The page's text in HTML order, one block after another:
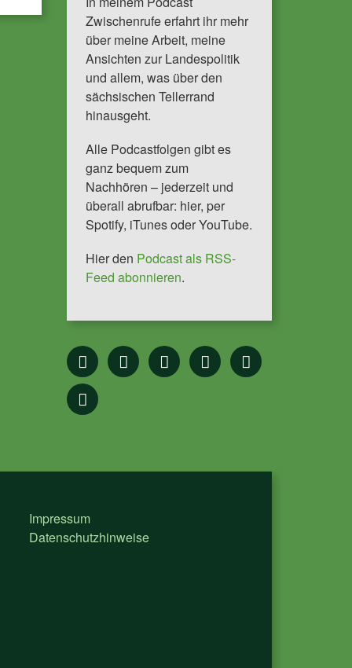
Zwischenrufe erfahrt ihr mehr
über meine Arbeit, meine
Ansichten zur Landespolitik
und allem, was über den
sächsischen Tellerrand
hinausgeht.
Alle Podcastfolgen gibt es
ganz bequem zum
Nachhören – jederzeit und
überall abrufbar: hier, per
Spotify, iTunes oder YouTube.
Hier den Podcast als RSS-
Feed abonnieren.
Impressum
Datenschutzhinweise